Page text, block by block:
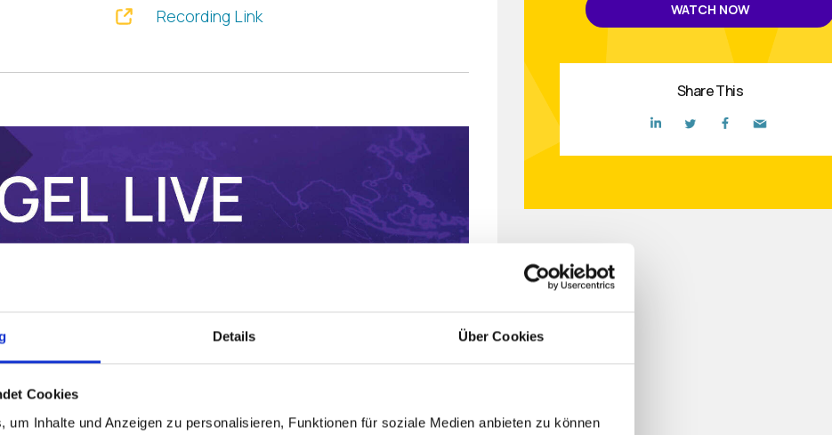
Details Über Cookies
Cookies
um Inhalte und Anzeigen zu personalisieren, Funktionen für soziale Medien anbieten zu können
Recording Link
presented by the IGEL Channel Presales Team. In this
Manager, Andy Prior, will include an overview and
as well as all the latest news and updates from IGEL!
WATCH NOW
Share This